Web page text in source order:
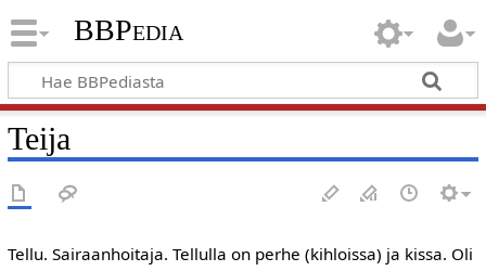
BBPedia
Teija
Tellu. Sairaanhoitaja. Tellulla on perhe (kihloissa) ja kissa. Oli